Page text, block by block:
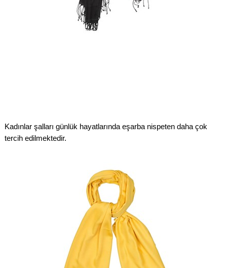
Kadınlar şalları günlük hayatlarında eşarba nispeten daha çok
tercih edilmektedir.